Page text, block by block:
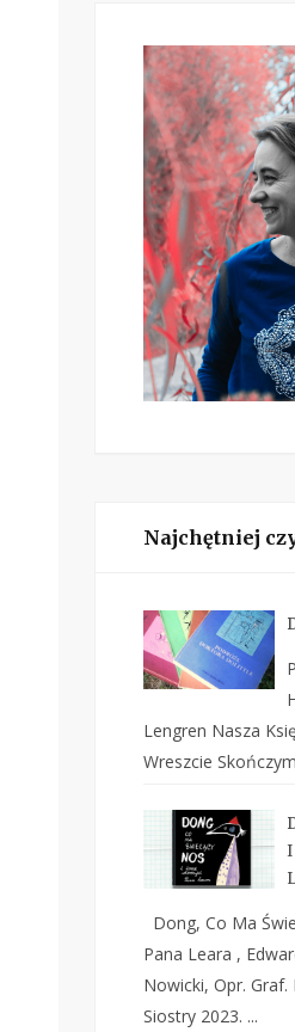
Najchętniej
Lengren Nasza
Wreszcie
I
Dong, Co Ma
Pana Leara ,
Nowicki, Opr.
Siostry 2023. ...